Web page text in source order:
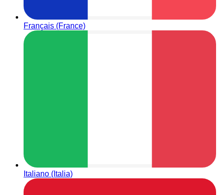
Français (France)
Italiano (Italia)